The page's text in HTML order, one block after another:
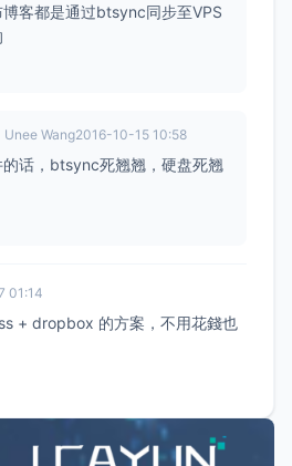
客都是通过btsync同步至VPS
Unee Wang2016-10-15 10:58
的话，btsync死翘翘，硬盘死翘
01:14
+ dropbox 的方案，不用花錢也